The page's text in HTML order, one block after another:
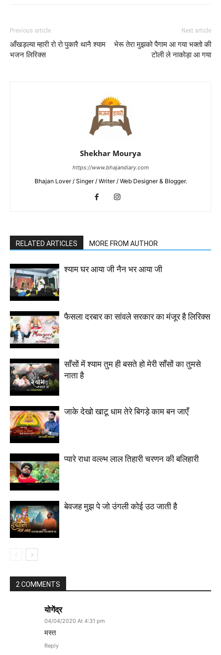
Previous article
आँखड़ल्या म्हारी रो रो पुकारै थानै श्याम
भजन लिरिक्स
Next article
भेरू तेरा मुझको पैगाम आ गया भक्तो की
टोली ले नाकोड़ा आ गया
Shekhar Mourya
https://www.bhajandiary.com
Bhajan Lover / Singer / Writer / Web Designer & Blogger.
RELATED ARTICLES MORE FROM AUTHOR
श्याम घर आया जी नैन भर आया जी
फैसला दरबार का सांवले सरकार का मंजूर है लिरिक्स
साँसों में श्याम तुम ही बसते हो मेरी साँसों का तुमसे
नाता है
जाके देखो खाटू धाम तेरे बिगड़े काम बन जाएँ
प्यारे राधा वल्ल्भ लाल तिहारी चरणन की बलिहारी
बेवजह मुझ पे जो उंगली कोई उठ जाती है
2 COMMENTS
योगेंद्र
04/04/2020 At 4:31 pm
मस्त
Reply